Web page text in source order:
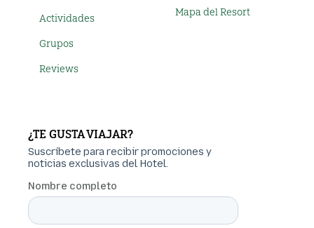
Actividades
Grupos
Reviews
Mapa del Resort
¿TE GUSTA VIAJAR?